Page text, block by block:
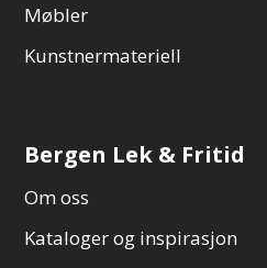
Møbler
Kunstnermateriell
Bergen Lek & Fritid
Om oss
Kataloger og inspirasjon